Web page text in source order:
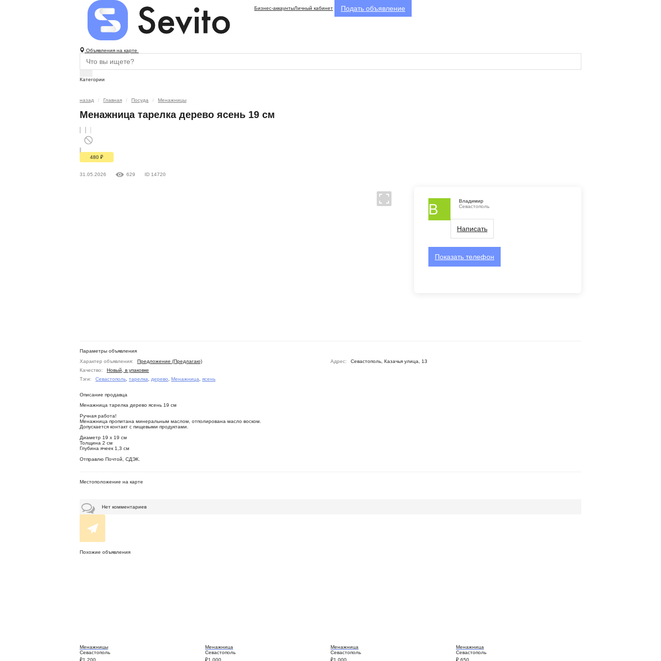
Бизнес-аккаунтыЛичный кабинет Подать объявление
Объявления на карте
Категории
назад Главная Посуда Менажницы
Менажница тарелка дерево ясень 19 см
480 ₽
31.05.2026 629 ID 14720
В
Владимир
Севастополь
Написать
Показать телефон
Параметры объявления
Характер объявления:
Предложение (Предлагаю) Адрес:
Севастополь, Казачья улица, 13
Качество:
Новый, в упаковке
Тэги:
Севастополь тарелка дерево Менажница ясень
Описание продавца
Менажница тарелка дерево ясень 19 см
Ручная работа!
Менажница пропитана минеральным маслом, отполирована масло воском.
Допускается контакт с пищевыми продуктами.
Диаметр 19 х 19 см
Толщина 2 см
Глубина ячеек 1,3 см
Отправлю Почтой, СДЭК.
Местоположение на карте
Нет комментариев
Похожие объявления
Менажницы
Севастополь
₽1 200
Менажница
Севастополь
₽1 000
Менажница
Севастополь
₽1 000
Менажница
Севастополь
₽ 650